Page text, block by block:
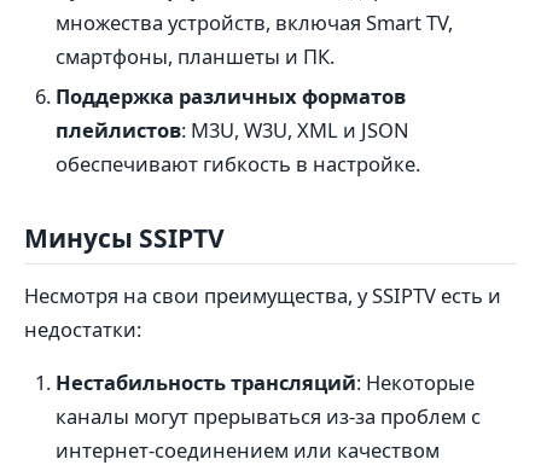
множества устройств, включая Smart TV,
смартфоны, планшеты и ПК.
Поддержка различных форматов
плейлистов: M3U, W3U, XML и JSON
обеспечивают гибкость в настройке.
Минусы SSIPTV
Несмотря на свои преимущества, у SSIPTV есть и
недостатки:
Нестабильность трансляций: Некоторые
каналы могут прерываться из-за проблем с
интернет-соединением или качеством